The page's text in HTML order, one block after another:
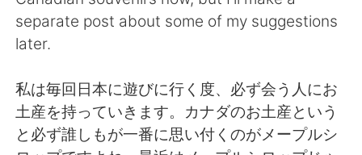
Français Deutsch
Русский ไทย
Indonesia Italiano
separate post about some of my suggestions
later.
私は毎回日本に遊びに行く度、必ず会う人にお
土産を持っていきます。カナダのお土産という
と必ず誰しもが一番に思い付くのがメープルシ